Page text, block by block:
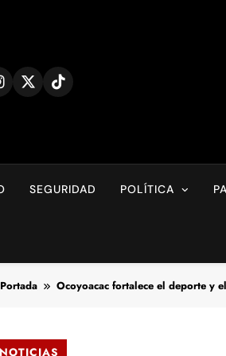
SEGURIDAD POLÍTICA
Portada Ocoyoacac fortalece el deporte y